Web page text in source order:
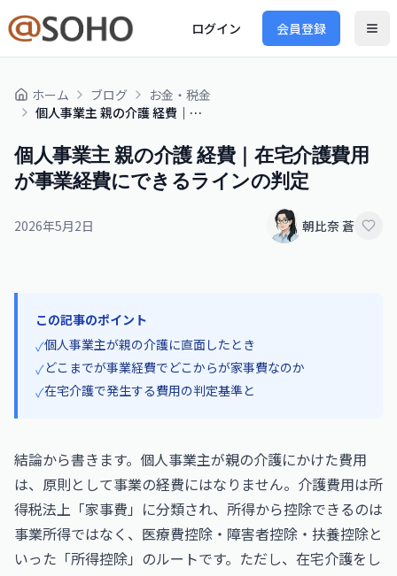
ログイン 会員登録
ホーム ブログ
お金・税金
個人事業主 親の介護 経費｜在宅介護費用が事業経費にできるラインの判定
個人事業主 親の介護 経費｜在宅介護費用
が事業経費にできるラインの判定
2026年5月2日 朝比奈 蒼
この記事のポイント
✓個人事業主が親の介護に直面したとき
✓どこまでが事業経費でどこからが家事費なのか
✓在宅介護で発生する費用の判定基準と
結論から書きます。個人事業主が親の介護にかけた費用
は、原則として事業の経費にはなりません。介護費用は所
得税法上「家事費」に分類され、所得から控除できるのは
事業所得ではなく、医療費控除・障害者控除・扶養控除と
いった「所得控除」のルートです。ただし、在宅介護をし